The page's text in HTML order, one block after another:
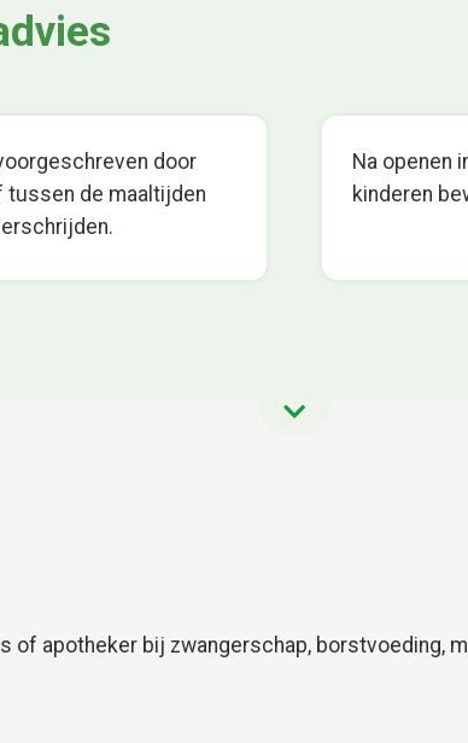
door
de maaltijden
Na openen
kinderen
of apotheker bij zwangerschap, borstvoeding,